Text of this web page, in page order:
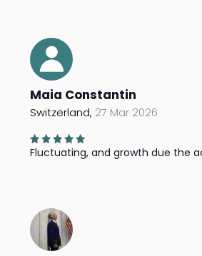
Maia Constantin
Switzerland, 27 Mar 2026
Fluctuating, and growth due the